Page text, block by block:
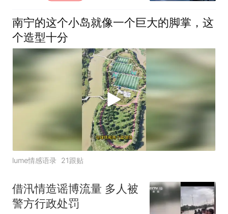
南宁的这个小岛就像一个巨大的脚掌，这
个造型十分
lume情感语录 21跟贴
借汛情造谣博流量 多人被
警方行政处罚